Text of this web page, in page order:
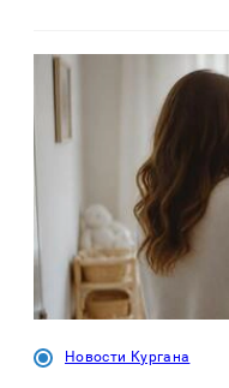
Новости Кургана